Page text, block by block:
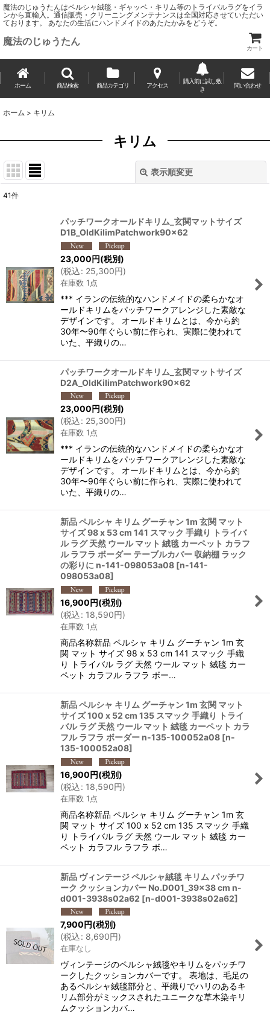
魔法のじゅうたんはペルシャ絨毯・ギャッベ・キリム等のトライバルラグをイラ
ンから直輸入。通信販売・クリーニングメンテナンスは全国対応させていただい
ております。 あなたの生活にハンドメイドのあたたかみをどうぞ。
魔法のじゅうたん
カート
ホーム 商品検索 商品カテゴリ アクセス
購入前に試し敷
き
問い合わせ
ホーム > キリム
キリム
表示順変更
並び順:
絞り込む
41件
パッチワークオールドキリム_玄関マットサイズ
D1B_OldKilimPatchwork90x62
23,000円(税別)
(税込: 25,300円)
在庫数 1点
*** イランの伝統的なハンドメイドの柔らかなオ
ールドキリムをパッチワークアレンジした素敵な
デザインです。 オールドキリムとは、今から約
30年〜90年ぐらい前に作られ、実際に使われて
いた、平織りの…
パッチワークオールドキリム_玄関マットサイズ
D2A_OldKilimPatchwork90x62
23,000円(税別)
(税込: 25,300円)
在庫数 1点
*** イランの伝統的なハンドメイドの柔らかなオ
ールドキリムをパッチワークアレンジした素敵な
デザインです。 オールドキリムとは、今から約
30年〜90年ぐらい前に作られ、実際に使われて
いた、平織りの…
新品 ペルシャ キリム グーチャン 1m 玄関 マット
サイズ 98 x 53 cm 141 スマック 手織り トライバ
ル ラグ 天然 ウール マット 絨毯 カーペット カラフ
ル ラフラ ボーダー テーブルカバー 収納棚 ラック
の彩りに n-141-098053a08 [n-141-
098053a08]
16,900円(税別)
(税込: 18,590円)
在庫数 1点
商品名称新品 ペルシャ キリム グーチャン 1m 玄
関 マット サイズ 98 x 53 cm 141 スマック 手織
り トライバル ラグ 天然 ウール マット 絨毯 カー
ペット カラフル ラフラ ボー…
新品 ペルシャ キリム グーチャン 1m 玄関 マット
サイズ 100 x 52 cm 135 スマック 手織り トライ
バル ラグ 天然 ウール マット 絨毯 カーペット カラ
フル ラフラ ボーダー n-135-100052a08 [n-
135-100052a08]
16,900円(税別)
(税込: 18,590円)
在庫数 1点
商品名称新品 ペルシャ キリム グーチャン 1m 玄
関 マット サイズ 100 x 52 cm 135 スマック 手織
り トライバル ラグ 天然 ウール マット 絨毯 カー
ペット カラフル ラフラ ボ…
新品 ヴィンテージ ペルシャ絨毯 キリム パッチワ
ーク クッションカバー No.D001_39x38 cm n-
d001-3938s02a62 [n-d001-3938s02a62]
7,900円(税別)
(税込: 8,690円)
在庫なし
ヴィンテージのペルシャ絨毯やキリムをパッチワ
ークしたクッションカバーです。 表地は、毛足の
あるペルシャ絨毯部分と、平織りでハリのあるキ
リム部分がミックスされたユニークな草木染キリ
ムクッションカバ…